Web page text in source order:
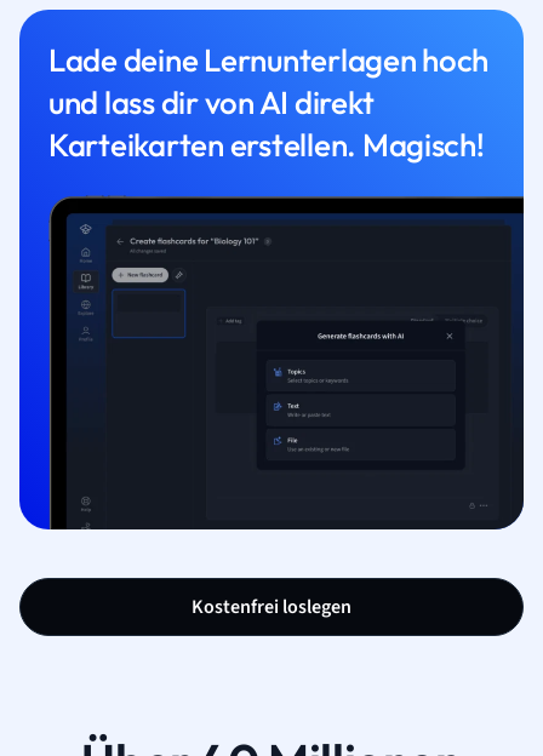
Lade deine Lernunterlagen hoch
und lass dir von AI direkt
Karteikarten erstellen. Magisch!
Kostenfrei loslegen